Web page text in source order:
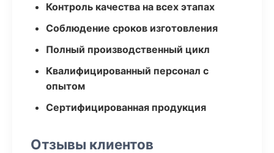
Контроль качества на всех этапах
Соблюдение сроков изготовления
Полный производственный цикл
Квалифицированный персонал с
опытом
Сертифицированная продукция
Отзывы клиентов